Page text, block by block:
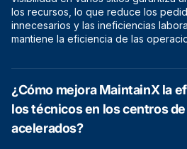
los recursos, lo que reduce los
innecesarios y las ineficiencias
mantiene la eficiencia de las
¿Cómo mejora MaintainX la
los técnicos en los centros
acelerados?